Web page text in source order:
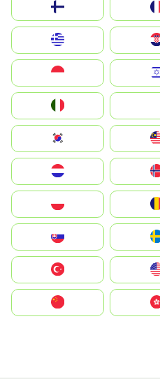
United Kingdom
Magyarország
South Korea
United States
中國香港特別行政區